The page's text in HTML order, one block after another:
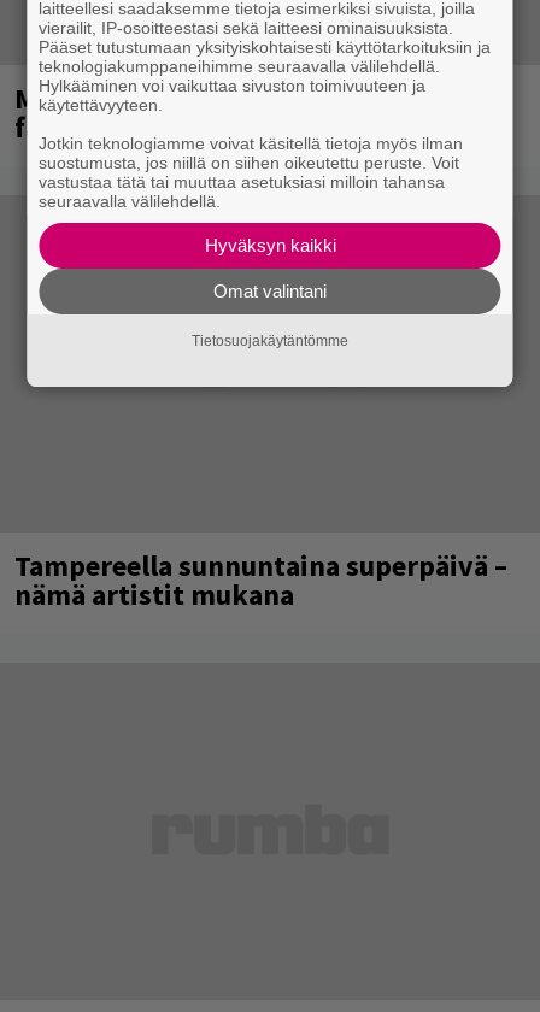
Mainioita uutisia Remu Aaltosen
faneille
Tampereella sunnuntaina superpäivä –
nämä artistit mukana
laitteellesi saadaksemme tietoja esimerkiksi sivuista, joilla
vierailit, IP-osoitteestasi sekä laitteesi ominaisuuksista.
Pääset tutustumaan yksityiskohtaisesti käyttötarkoituksiin ja
teknologiakumppaneihimme seuraavalla välilehdellä.
Hylkääminen voi vaikuttaa sivuston toimivuuteen ja
käytettävyyteen.
Jotkin teknologiamme voivat käsitellä tietoja myös ilman
suostumusta, jos niillä on siihen oikeutettu peruste. Voit
vastustaa tätä tai muuttaa asetuksiasi milloin tahansa
seuraavalla välilehdellä.
Hyväksyn kaikki
Omat valintani
Tietosuojakäytäntömme